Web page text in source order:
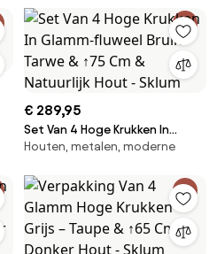
Sklum
€ 289,95
Set Van 4 Hoge Krukken In
Glamm-fluweel Bruin - Tarwe &
Sklum
Houten, metalen, moderne